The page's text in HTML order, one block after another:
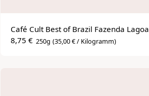
Café Cult Best of Brazil Fazenda Lagoa
8,75 € 250g (35,00 € / Kilogramm)